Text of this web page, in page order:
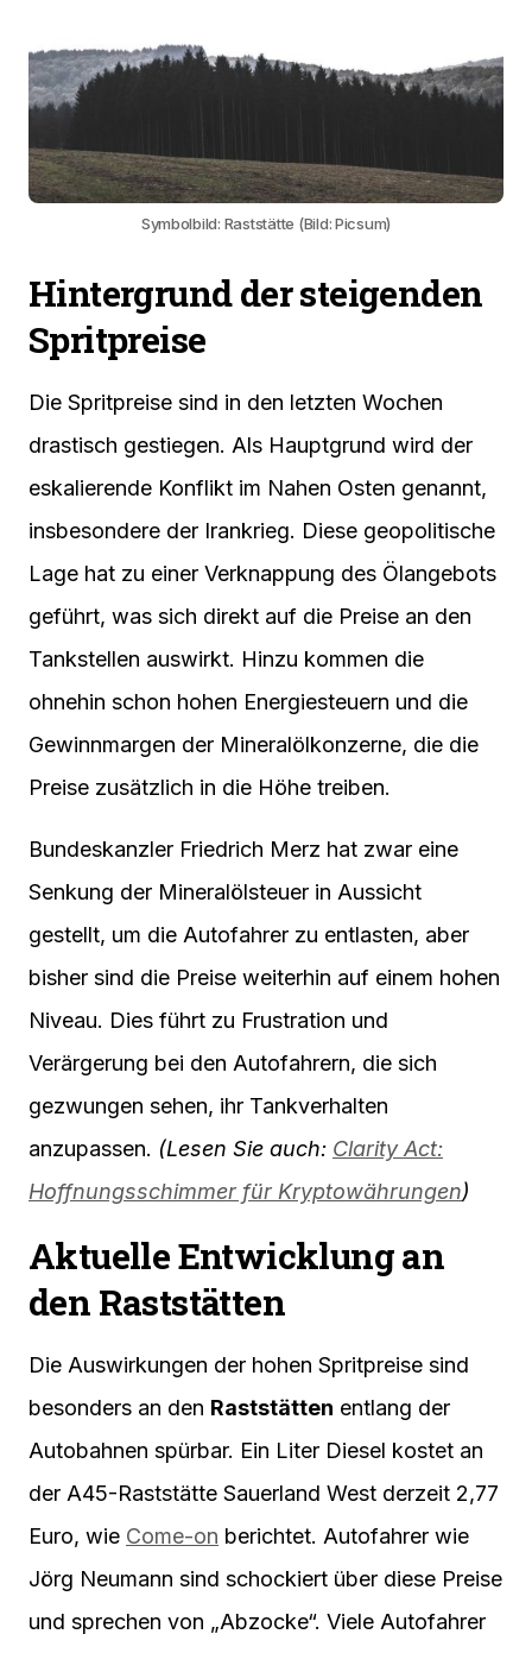
Symbolbild: Raststätte (Bild: Picsum)
Hintergrund der steigenden
Spritpreise
Die Spritpreise sind in den letzten Wochen
drastisch gestiegen. Als Hauptgrund wird der
eskalierende Konflikt im Nahen Osten genannt,
insbesondere der Irankrieg. Diese geopolitische
Lage hat zu einer Verknappung des Ölangebots
geführt, was sich direkt auf die Preise an den
Tankstellen auswirkt. Hinzu kommen die
ohnehin schon hohen Energiesteuern und die
Gewinnmargen der Mineralölkonzerne, die die
Preise zusätzlich in die Höhe treiben.
Bundeskanzler Friedrich Merz hat zwar eine
Senkung der Mineralölsteuer in Aussicht
gestellt, um die Autofahrer zu entlasten, aber
bisher sind die Preise weiterhin auf einem hohen
Niveau. Dies führt zu Frustration und
Verärgerung bei den Autofahrern, die sich
gezwungen sehen, ihr Tankverhalten
anzupassen. (Lesen Sie auch: Clarity Act:
Hoffnungsschimmer für Kryptowährungen)
Aktuelle Entwicklung an
den Raststätten
Die Auswirkungen der hohen Spritpreise sind
besonders an den Raststätten entlang der
Autobahnen spürbar. Ein Liter Diesel kostet an
der A45-Raststätte Sauerland West derzeit 2,77
Euro, wie Come-on berichtet. Autofahrer wie
Jörg Neumann sind schockiert über diese Preise
und sprechen von „Abzocke“. Viele Autofahrer